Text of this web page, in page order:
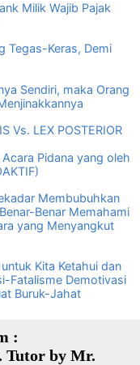
Milik Wajib Pajak
Tegas-Keras, Demi
Sendiri, maka Orang
Vs. LEX POSTERIOR
Pidana yang oleh
Membubuhkan
Benar Memahami
yang Menyangkut
Kita Ketahui dan
Fatalisme Demotivasi
Buruk-Jahat
:
Tutor by Mr.